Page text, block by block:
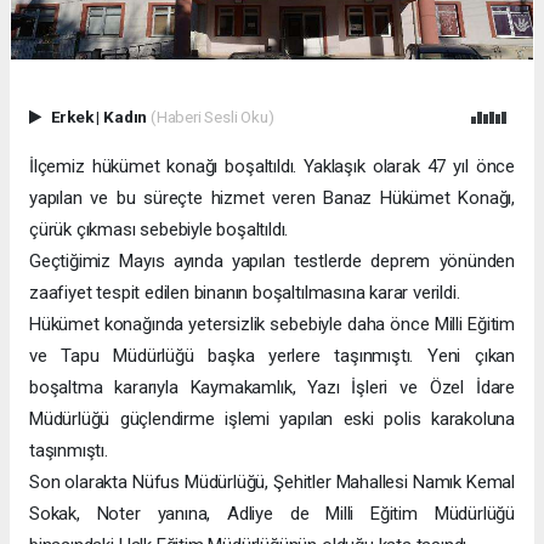
Erkek| Kadın (Haberi Sesli Oku)
İlçemiz hükümet konağı boşaltıldı. Yaklaşık olarak 47 yıl önce
yapılan ve bu süreçte hizmet veren Banaz Hükümet Konağı,
çürük çıkması sebebiyle boşaltıldı.
Geçtiğimiz Mayıs ayında yapılan testlerde deprem yönünden
zaafiyet tespit edilen binanın boşaltılmasına karar verildi.
Hükümet konağında yetersizlik sebebiyle daha önce Milli Eğitim
ve Tapu Müdürlüğü başka yerlere taşınmıştı. Yeni çıkan
boşaltma kararıyla Kaymakamlık, Yazı İşleri ve Özel İdare
Müdürlüğü güçlendirme işlemi yapılan eski polis karakoluna
taşınmıştı.
Son olarakta Nüfus Müdürlüğü, Şehitler Mahallesi Namık Kemal
Sokak, Noter yanına, Adliye de Milli Eğitim Müdürlüğü